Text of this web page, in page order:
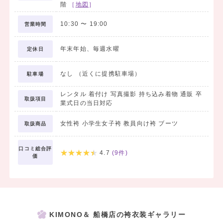
階
［ 地図 ］
営業時間 10:30 〜 19:00
定休日 年末年始、毎週水曜
駐車場 なし （近くに提携駐車場）
取扱項目
レンタル 着付け 写真撮影 持ち込み着物 通販 卒
業式日の当日対応
取扱商品 女性袴 小学生女子袴 教員向け袴 ブーツ
口コミ総合評
価
4.7 (9件)
KIMONO＆ 船橋店の袴衣装ギャラリー